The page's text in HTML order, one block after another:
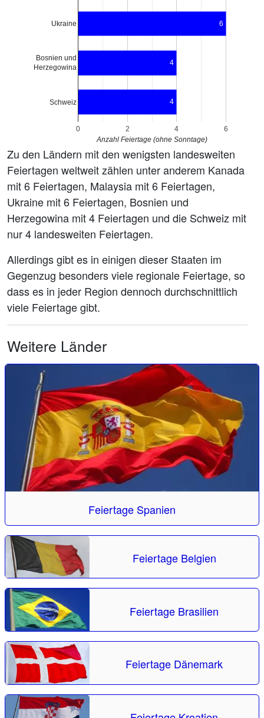
0 2 4 6
Ukraine
Bosnien und
Herzegowina
Schweiz
6
4
4
Anzahl Feiertage (ohne Sonntage)
Zu den Ländern mit den wenigsten landesweiten
Feiertagen weltweit zählen unter anderem Kanada
mit 6 Feiertagen, Malaysia mit 6 Feiertagen,
Ukraine mit 6 Feiertagen, Bosnien und
Herzegowina mit 4 Feiertagen und die Schweiz mit
nur 4 landesweiten Feiertagen.
Allerdings gibt es in einigen dieser Staaten im
Gegenzug besonders viele regionale Feiertage, so
dass es in jeder Region dennoch durchschnittlich
viele Feiertage gibt.
Weitere Länder
Feiertage Spanien
Feiertage Belgien
Feiertage Brasilien
Feiertage Dänemark